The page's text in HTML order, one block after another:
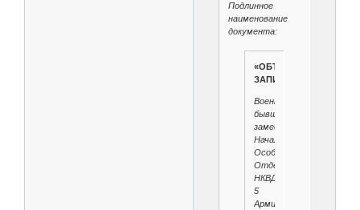
Подлинное
наименование
документа:
«ОБЪЯСНИТЕЛЬНАЯ
ЗАПИСКА.
Военнопленного,
бывшего
заместителя
Начальника
Особого
Отдела
НКВД
5
Армии